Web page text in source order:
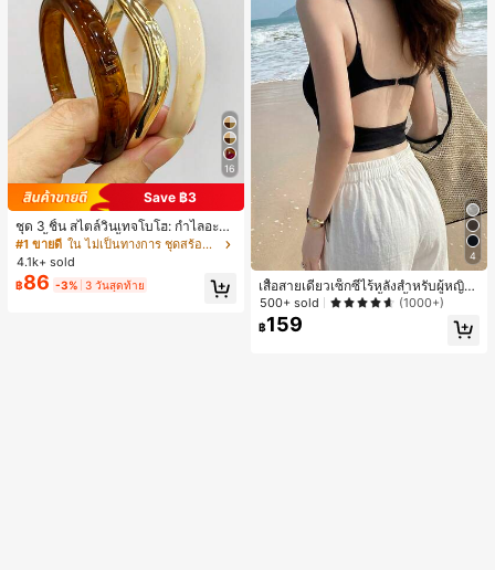
16
Save ฿3
ชุด 3 ชิ้น สไตล์วินเทจโบโฮ: กำไลอะคริ
ลิกสีน้ำตาลหลายชั้นหนา, กำไล ABS ล
ายคลื่นสีทอง, หรูหรา เหมาะสำหรับผู้ห
ญิง คู่รัก งานปาร์ตี้ สวมใส่ประจำวัน ขอ
งขวัญสำหรับเธอ
#1 ขายดี
ใน ไม่เป็นทางการ ชุดสร้อยข้อมือผู้หญิง
4.1k+ sold
฿86 -3% 3 วันสุดท้าย
4
เสื้อสายเดี่ยวเซ็กซี่ไร้หลังสำหรับผู้หญิง
พร้อมบราแบบมีฟองน้ำ, เสื้อกล้ามแขน
กุด, เสื้อลำลองสีดำสำหรับฤดูร้อน
500+ sold (1000+)
฿159